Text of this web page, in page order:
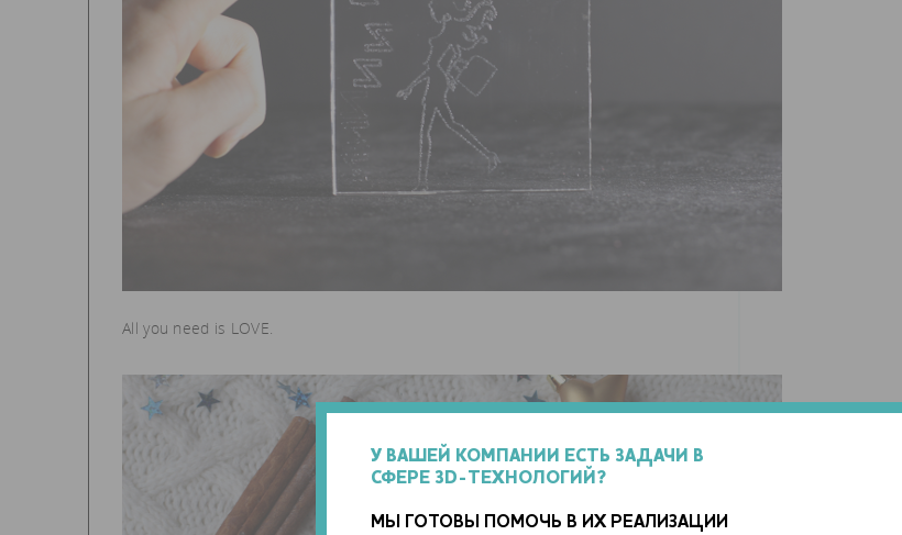
У ВАШЕЙ КОМПАНИИ ЕСТЬ ЗАДАЧИ В
СФЕРЕ 3D-ТЕХНОЛОГИЙ?
МЫ ГОТОВЫ ПОМОЧЬ В ИХ РЕАЛИЗАЦИИ
All you need is LOVE.